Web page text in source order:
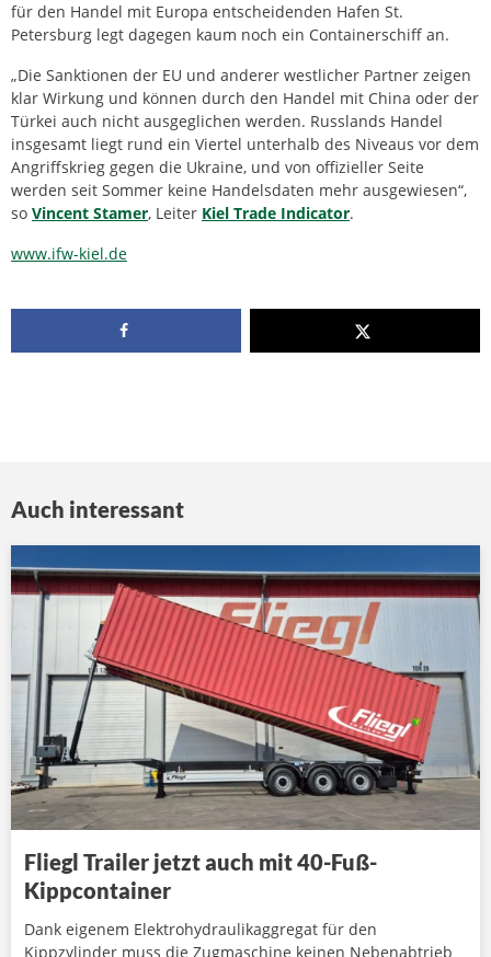
für den Handel mit Europa entscheidenden Hafen St.
Petersburg legt dagegen kaum noch ein Containerschiff an.
„Die Sanktionen der EU und anderer westlicher Partner zeigen
klar Wirkung und können durch den Handel mit China oder der
Türkei auch nicht ausgeglichen werden. Russlands Handel
insgesamt liegt rund ein Viertel unterhalb des Niveaus vor dem
Angriffskrieg gegen die Ukraine, und von offizieller Seite
werden seit Sommer keine Handelsdaten mehr ausgewiesen“,
so Vincent Stamer, Leiter Kiel Trade Indicator.
www.ifw-kiel.de
Auch interessant
Fliegl Trailer jetzt auch mit 40-Fuß-
Kippcontainer
Dank eigenem Elektrohydraulikaggregat für den
Kippzylinder muss die Zugmaschine keinen Nebenabtrieb